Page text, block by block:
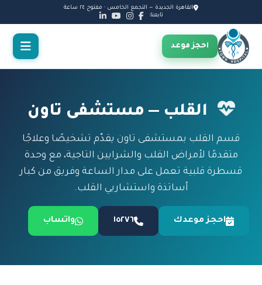
القاهرة الجديدة — التجمع الخامس · مفتوح ٢٤ ساعة
تابعنا:
احجز موعد
القلب — مستشفى تاون
قسم القلب بمستشفى تاون يقدّم تشخيصًا وعلاجًا
متقدمًا لأمراض القلب والشرايين التاجية، مع وحدة
قسطرة قلبية تعمل على مدار الساعة وفريق من كبار
أساتذة واستشاريي القلب.
احجز موعدك ١٥٢٧٦ واتساب